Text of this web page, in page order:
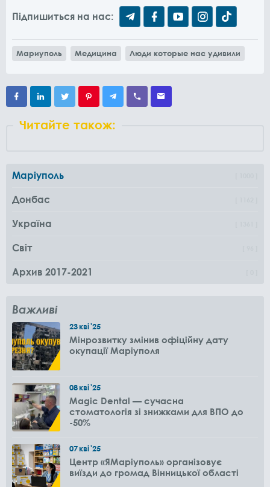
Підпишиться на нас:
Мариуполь Медицина Люди которые нас удивили
Читайте також:
Маріуполь
Донбас
Україна
Світ
Архив 2017-2021
Важливі
23кві'25
Мінрозвитку змінив офіційну дату
окупації Маріуполя
08кві'25
Magic Dental — сучасна
стоматологія зі знижками для ВПО до
-50%
07кві'25
Центр «ЯМаріуполь» організовує
виїзди до громад Вінницької області